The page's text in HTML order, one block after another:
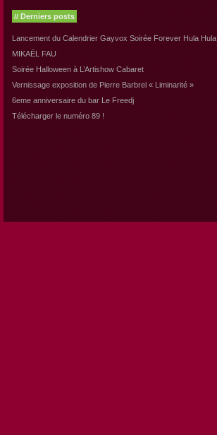
// Derniers posts
Lancement du Calendrier Gayvox Soirée Forever Hula Hula
MIKAËL FAU
Soirée Halloween à L’Artishow Cabaret
Vernissage exposition de Pierre Barbrel « Liminarité »
6eme anniversaire du bar Le Freedj
Télécharger le numéro 89 !